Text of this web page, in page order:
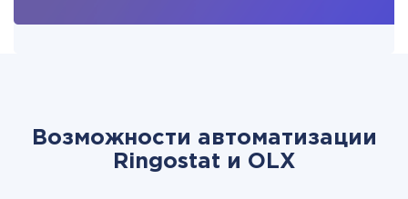
Возможности автоматизации
Ringostat и OLX